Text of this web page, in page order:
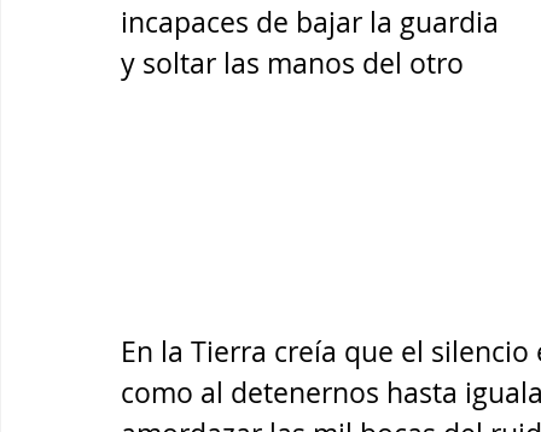
incapaces de bajar la guardia
y soltar las manos del otro
En la Tierra creía que el
como al detenernos hasta